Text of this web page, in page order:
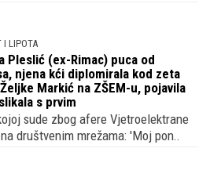
I LIPOTA
Pleslić (ex-Rimac) puca od
njena kći diplomirala kod zeta
Markić na ZŠEM-u, pojavila
s prvim
sude zbog afere Vjetroelektrane
društvenim mrežama: 'Moj pon..